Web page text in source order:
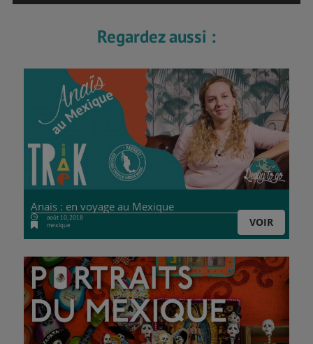
Regardez aussi :
Anais : en voyage au Mexique
VOIR
août 10, 2018
mexique